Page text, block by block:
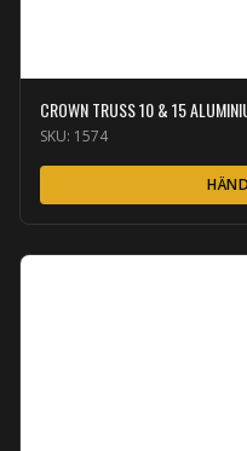
CROWN TRUSS 10 & 15
SKU: 1574